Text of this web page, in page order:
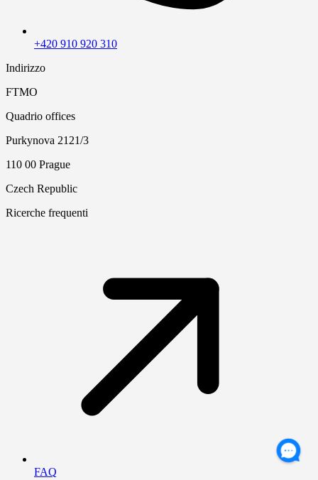
+420 910 920 310
Indirizzo
FTMO
Quadrio offices
Purkynova 2121/3
110 00 Prague
Czech Republic
Ricerche frequenti
FAQ